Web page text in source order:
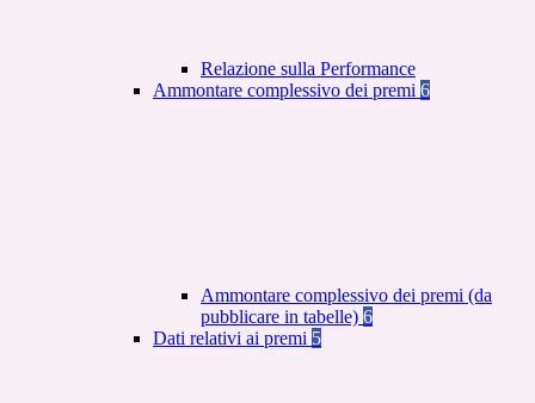
Relazione sulla Performance
Ammontare complessivo dei premi 6
Ammontare complessivo dei premi (da
pubblicare in tabelle) 6
Dati relativi ai premi 5